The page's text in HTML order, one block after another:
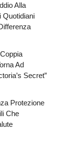
Alla
Quotidiani
Ad
Secret”
Protezione
Che